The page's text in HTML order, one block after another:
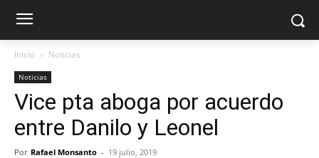
Inicio Noticias
Noticias
Vice pta aboga por acuerdo
entre Danilo y Leonel
Por Rafael Monsanto - 19 julio, 2019